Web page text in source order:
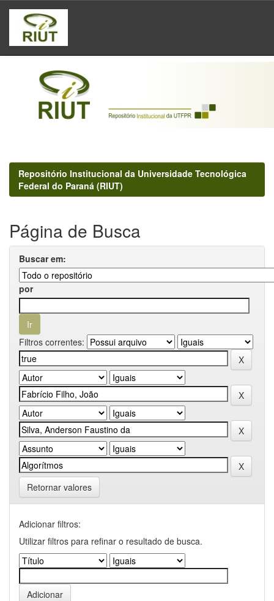
Skip
navigation
Repositório Institucional da Universidade Tecnológica
Federal do Paraná (RIUT)
Página de Busca
Buscar em:
por
Filtros correntes:
Retornar valores
Adicionar filtros:
Utilizar filtros para refinar o resultado de busca.